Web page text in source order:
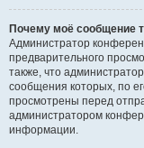
Почему моё сообщение
Администратор
предварительного
также, что
сообщения которых, по
просмотрены перед
администратором
информации.